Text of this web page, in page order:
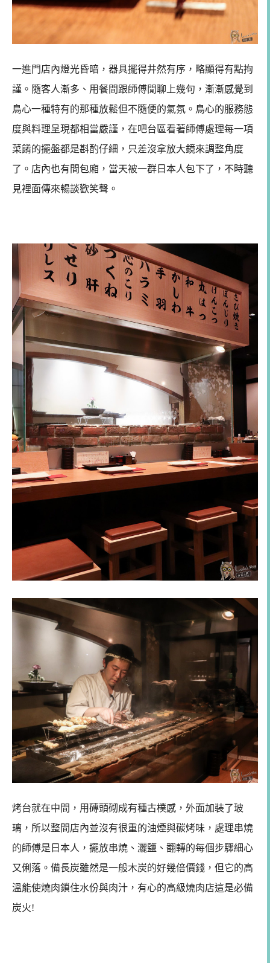
一進門店內燈光昏暗，器具擺得井然有序，略顯得有點拘
謹。隨客人漸多、用餐間跟師傅閒聊上幾句，漸漸感覺到
鳥心一種特有的那種放鬆但不隨便的氣氛。鳥心的服務態
度與料理呈現都相當嚴謹，在吧台區看著師傅處理每一項
菜餚的擺盤都是斟酌仔細，只差沒拿放大鏡來調整角度
了。店內也有間包廂，當天被一群日本人包下了，不時聽
見裡面傳來暢談歡笑聲。
烤台就在中間，用磚頭砌成有種古樸感，外面加裝了玻
璃，所以整間店內並沒有很重的油煙與碳烤味，處理串燒
的師傅是日本人，擺放串燒、灑鹽、翻轉的每個步驟細心
又俐落。備長炭雖然是一般木炭的好幾倍價錢，但它的高
溫能使燒肉鎖住水份與肉汁，有心的高級燒肉店這是必備
炭火!